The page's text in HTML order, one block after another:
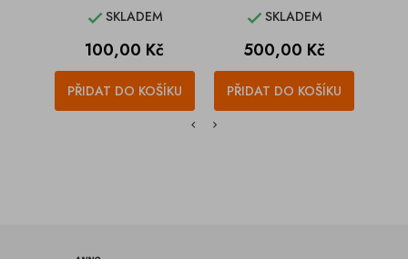
SKLADEM
Cena
100,00 Kč
PŘIDAT DO KOŠÍKU
SKLADEM
Cena
500,00 Kč
PŘIDAT DO KOŠÍKU